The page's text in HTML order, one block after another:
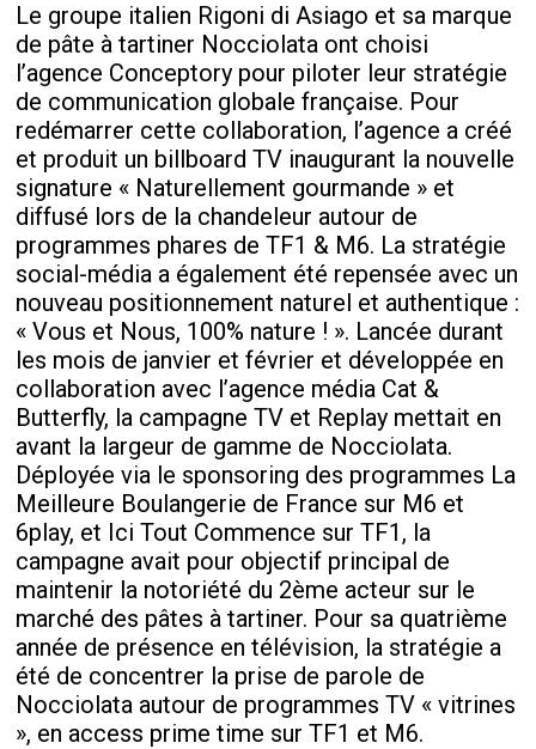
Le groupe italien Rigoni di Asiago et sa marque
de pâte à tartiner Nocciolata ont choisi
l’agence Conceptory pour piloter leur stratégie
de communication globale française. Pour
redémarrer cette collaboration, l’agence a créé
et produit un billboard TV inaugurant la nouvelle
signature « Naturellement gourmande » et
diffusé lors de la chandeleur autour de
programmes phares de TF1 & M6. La stratégie
social-média a également été repensée avec un
nouveau positionnement naturel et authentique :
« Vous et Nous, 100% nature ! ». Lancée durant
les mois de janvier et février et développée en
collaboration avec l’agence média Cat &
Butterfly, la campagne TV et Replay mettait en
avant la largeur de gamme de Nocciolata.
Déployée via le sponsoring des programmes La
Meilleure Boulangerie de France sur M6 et
6play, et Ici Tout Commence sur TF1, la
campagne avait pour objectif principal de
maintenir la notoriété du 2ème acteur sur le
marché des pâtes à tartiner. Pour sa quatrième
année de présence en télévision, la stratégie a
été de concentrer la prise de parole de
Nocciolata autour de programmes TV « vitrines
», en access prime time sur TF1 et M6.